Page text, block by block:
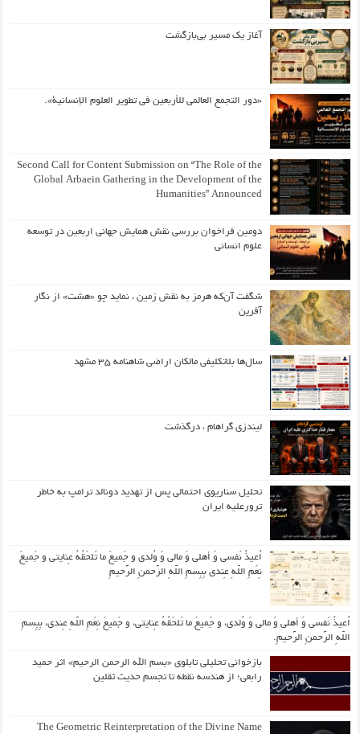
آغاز یک مسیر بی‌بازگشت
«دور التجمع العالمي للأربعين في تطوير العلوم الإنسانية».
Second Call for Content Submission on “The Role of the
Global Arbaein Gathering in the Development of the
Humanities” Announced
دومین فراخوان بررسی نقش همایش جهانی اربعین در توسعه
علوم انسانی
شگفت آن‌که هرمز به نقش زمین ، نماید چو «هشت» از نگار
آفرین
سال‌ها بلاتکلیفی مالکان اراضی شاهنامه ۳۵ مشهد
لیندزی گراهام ، درگذشت
تحلیل سناریوی احتمالی پس از تهدید دونالد ترامپ به خاطر
ترورعلیه ایران
اُعیذُ نَفسی وَ أهلی وَ مالی وَ وُلدی و جَمیعَ ما تَلحَقُهُ عِنایتی و جَمیعَ
نِعَمِ اللّهِ عِندی بِبِسمِ اللّهِ الرَّحمنِ الرَّحیمِ
اُعیذُ نَفسی وَ أهلی وَ مالی وَ وُلدی، و جَمیعَ ما تَلحَقُهُ عِنایتی، و جَمیعَ نِعَمِ اللّهِ عِندی، بِبِسمِ
اللّهِ الرَّحمنِ الرَّحیمِ.
بازخوانی تحلیلی تابلوی «بسم الله الرحمن الرحیم» اثر حمید
رابعی؛ از هندسه نقطه تا تجسم حدیث ثقلین
The Geometric Reinterpretation of the Divine Name